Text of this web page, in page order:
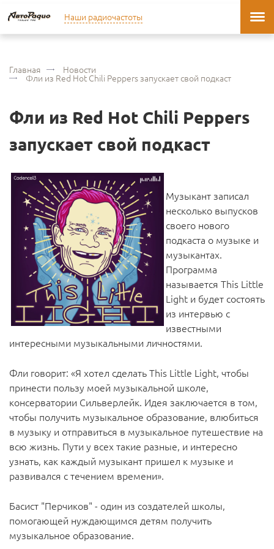
Наши радиочастоты
Главная Новости
Фли из Red Hot Chili Peppers запускает свой подкаст
Фли из Red Hot Chili Peppers
запускает свой подкаст
Музыкант записал
несколько выпусков
своего нового
подкаста о музыке и
музыкантах.
Программа
называется This Little
Light и будет состоять
из интервью с
известными
интересными музыкальными личностями.
Фли говорит: «Я хотел сделать This Little Light, чтобы
принести пользу моей музыкальной школе,
консерватории Сильверлейк. Идея заключается в том,
чтобы получить музыкальное образование, влюбиться
в музыку и отправиться в музыкальное путешествие на
всю жизнь. Пути у всех такие разные, и интересно
узнать, как каждый музыкант пришел к музыке и
развивался с течением времени».
Басист "Перчиков" - один из создателей школы,
помогающей нуждающимся детям получить
музыкальное образование.